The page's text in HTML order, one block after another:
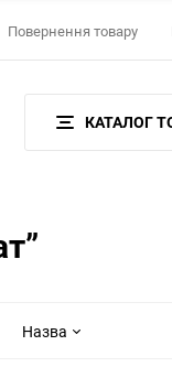
Повернення товару
КАТАЛОГ
Назва